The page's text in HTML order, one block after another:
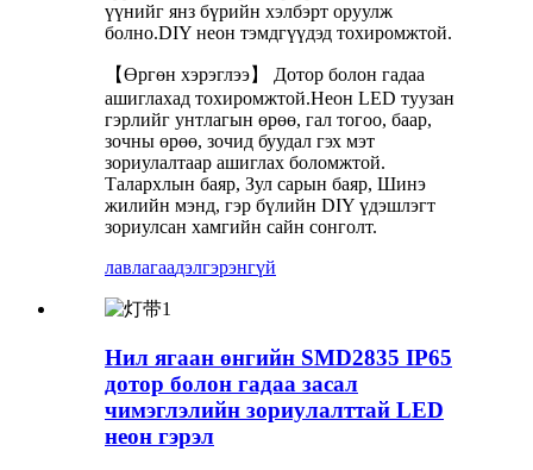
үүнийг янз бүрийн хэлбэрт оруулж
болно.DIY неон тэмдгүүдэд тохиромжтой.
【Өргөн хэрэглээ】 Дотор болон гадаа
ашиглахад тохиромжтой.Неон LED туузан
гэрлийг унтлагын өрөө, гал тогоо, баар,
зочны өрөө, зочид буудал гэх мэт
зориулалтаар ашиглах боломжтой.
Талархлын баяр, Зул сарын баяр, Шинэ
жилийн мэнд, гэр бүлийн DIY үдэшлэгт
зориулсан хамгийн сайн сонголт.
лавлагаадэлгэрэнгүй
Нил ягаан өнгийн SMD2835 IP65
дотор болон гадаа засал
чимэглэлийн зориулалттай LED
неон гэрэл